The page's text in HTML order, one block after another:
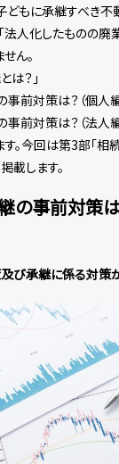
どもに承継すべき不
法人化したものの廃
ん。
は？」
前対策は？（個人編
前対策は？（法人編
。今回は第3部「相
載します。
継の事前対策
び承継に係る対策